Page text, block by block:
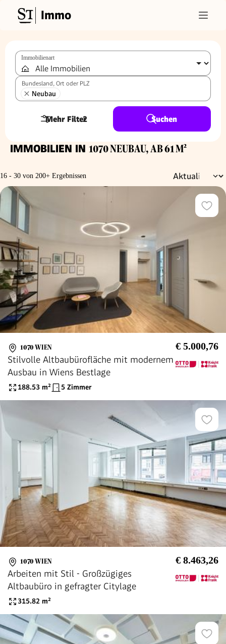
Immo
Immobilienart
Bundesland, Ort oder PLZ
Neubau
Mehr Filter
2 Suchen
IMMOBILIEN IN 1070 NEUBAU, AB 61 M²
16 - 30 von 200+ Ergebnissen
1070 WIEN € 5.000,76
Stilvolle Altbaubürofläche mit modernem
Ausbau in Wiens Bestlage
188.53 m² 5 Zimmer
1070 WIEN € 8.463,26
Arbeiten mit Stil - Großzügiges
Altbaubüro in gefragter Citylage
315.82 m²